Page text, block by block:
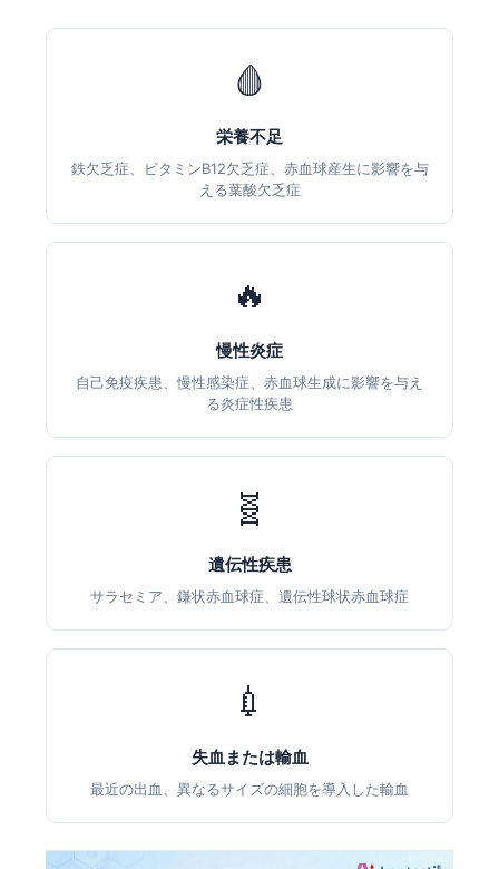
🩸
栄養不足
鉄欠乏症、ビタミンB12欠乏症、赤血球産生に影響を与
える葉酸欠乏症
🔥
慢性炎症
自己免疫疾患、慢性感染症、赤血球生成に影響を与え
る炎症性疾患
🧬
遺伝性疾患
サラセミア、鎌状赤血球症、遺伝性球状赤血球症
💉
失血または輸血
最近の出血、異なるサイズの細胞を導入した輸血